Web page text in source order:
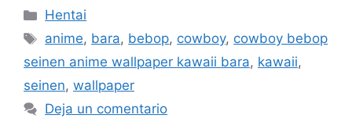
Categorías
Hentai
Etiquetas
anime, bara, bebop, cowboy, cowboy bebop
seinen anime wallpaper kawaii bara, kawaii,
seinen, wallpaper
Deja un comentario